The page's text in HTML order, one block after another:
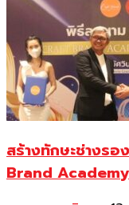
สร้างทักษะช่างรอ
Brand